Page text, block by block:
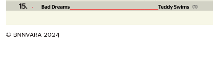
© bnnvara 2024